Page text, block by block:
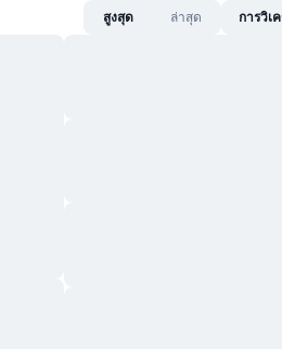
สูงสุด ล่าสุด การวิเ